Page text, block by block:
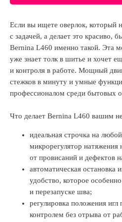
Если вы ищете оверлок, который
с задачей, а делает это красиво,
Bernina L460 именно такой. Эта
уже знает толк в шитье и хочет
и контроля в работе. Мощный
стежков в минуту и умные
профессионалом среди бытовых
Что делает Bernina L460 вашим
идеальная строчка на
микрорегулятор натяжения
от провисаний и дефектов
автоматическая
удобство, которое
и перезапуске шва;
регулировка положения
контролем без отрыва от